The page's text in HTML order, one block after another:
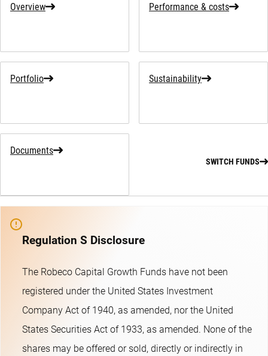
Overview Performance & costs
Portfolio Sustainability
Documents
SWITCH FUNDS
Regulation S Disclosure
The Robeco Capital Growth Funds have not been
registered under the United States Investment
Company Act of 1940, as amended, nor the United
States Securities Act of 1933, as amended. None of the
shares may be offered or sold, directly or indirectly in